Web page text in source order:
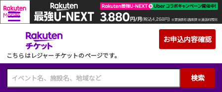
こちらはレジャーチケットのページです。
検索